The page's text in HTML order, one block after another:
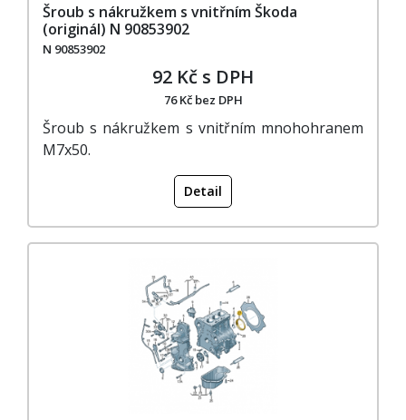
Šroub s nákružkem s vnitřním Škoda
(originál) N 90853902
N 90853902
92 Kč s DPH
76 Kč bez DPH
Šroub s nákružkem s vnitřním mnohohranem
M7x50.
Detail